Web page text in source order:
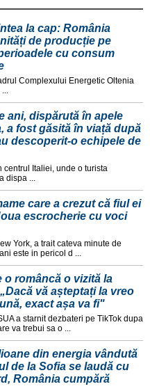
la cap: România
de producție pe
cu consum
Complexului Energetic Oltenia
ani, dispărută în apele
a fost găsită în viață după
descoperit-o echipele de
centrul Italiei, unde o turista
dispa ...
care a crezut că fiul ei
escrocherie cu voci
York, a trait cateva minute de
este in pericol d ...
o româncă o vizită la
vă așteptați la vreo
exact așa va fi"
a starnit dezbateri pe TikTok dupa
va trebui sa o ...
din energia vândută
de la Sofia se laudă cu
România cumpără